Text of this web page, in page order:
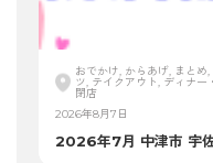
おでかけ, からあげ, まとめ
ツ, テイクアウト, ディナー
閉店
2026年8月7日
2026年7月 中津市 宇